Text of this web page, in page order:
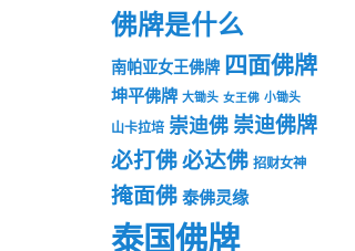
佛牌是什么
南帕亚女王佛牌 四面佛牌
坤平佛牌 大锄头 女王佛 小锄头
山卡拉培 崇迪佛崇迪佛牌
必打佛必达佛 招财女神
掩面佛泰佛灵缘
泰国佛牌